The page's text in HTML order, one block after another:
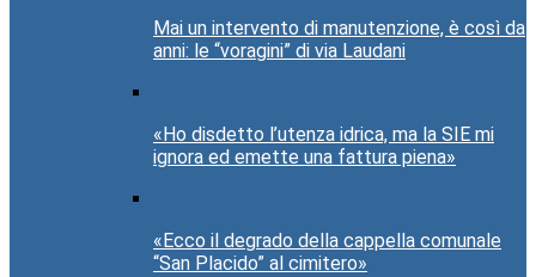
Mai un intervento di manutenzione, è così da
anni: le “voragini” di via Laudani
«Ho disdetto l’utenza idrica, ma la SIE mi
ignora ed emette una fattura piena»
«Ecco il degrado della cappella comunale
“San Placido” al cimitero»